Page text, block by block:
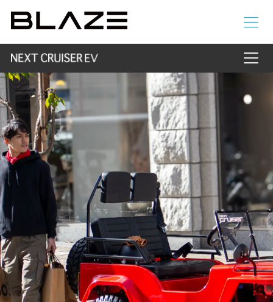
ラインアップ
）
電動アシスト自転車
STYLE e-BIKE
電動アシスト自転車
¥225,454（税込¥248,000）
HOME
特徴・スタイル
価格・仕様
購入する